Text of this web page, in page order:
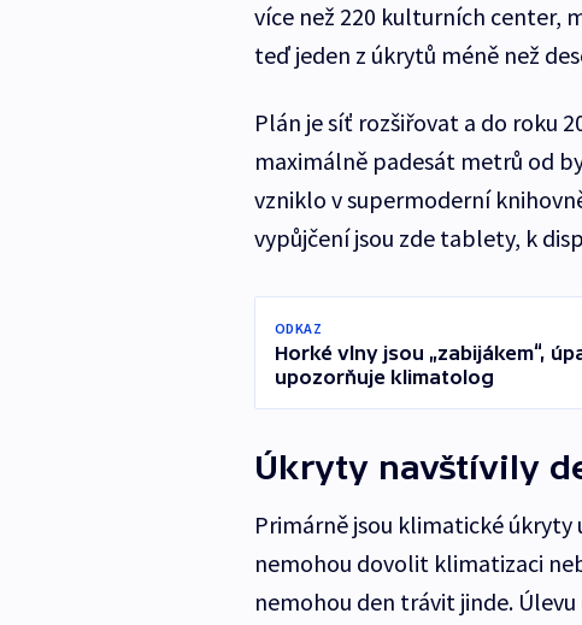
více než 220 kulturních center,
teď jeden z úkrytů méně než
Plán je síť rozšiřovat a do roku
maximálně padesát metrů od
vzniklo v supermoderní
vypůjčení jsou zde tablety, k
ODKAZ
Horké vlny jsou „zabijákem“,
upozorňuje klimatolog
Úkryty navštívily
Primárně jsou klimatické úkryty
nemohou dovolit klimatizaci
nemohou den trávit jinde.